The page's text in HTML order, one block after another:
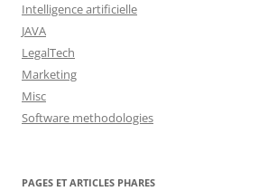
Intelligence artificielle
JAVA
LegalTech
Marketing
Misc
Software methodologies
PAGES ET ARTICLES PHARES